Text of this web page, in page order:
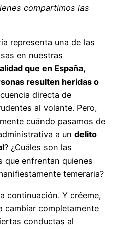
compartimos las
representa una de las
en nuestras
que en España,
resulten heridas o
directa de
al volante. Pero,
cuándo pasamos de
a un delito
? ¿Cuáles son las
que enfrentan quienes
temeraria?
continuación. Y créeme,
cambiar completamente
conductas al